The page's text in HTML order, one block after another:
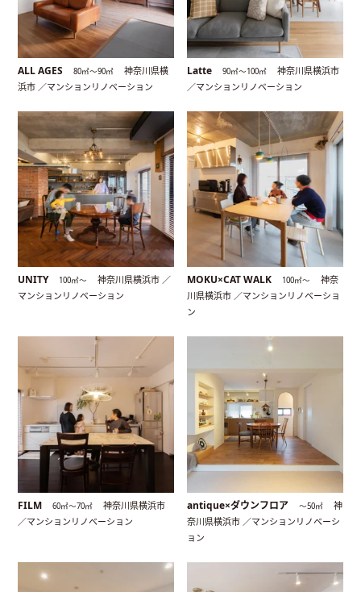
ALL AGES 80㎡〜90㎡
神奈川県横
浜市 ／マンションリノベーション
Latte 90㎡〜100㎡
神奈川県横浜市
／マンションリノベーション
UNITY 100㎡〜
神奈川県横浜市 ／
マンションリノベーション
MOKU×CAT WALK 100㎡〜
神奈
川県横浜市 ／マンションリノベーショ
ン
FILM 60㎡〜70㎡
神奈川県横浜市
／マンションリノベーション
antique×ダウンフロア 〜50㎡
神
奈川県横浜市 ／マンションリノベーシ
ョン